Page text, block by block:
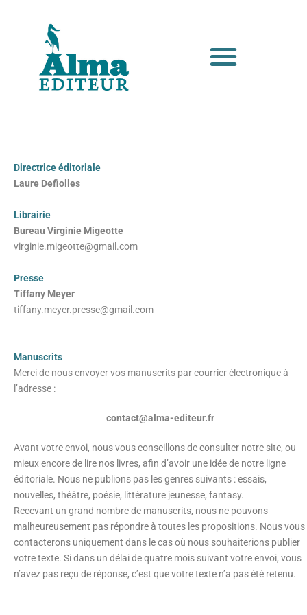
Directrice éditoriale
Laure Defiolles
Librairie
Bureau Virginie Migeotte
virginie.migeotte@gmail.com
Presse
Tiffany Meyer
tiffany.meyer.presse@gmail.com
Manuscrits
Merci de nous envoyer vos manuscrits par courrier électronique à
l’adresse :
contact@alma-editeur.fr
Avant votre envoi, nous vous conseillons de consulter notre site, ou
mieux encore de lire nos livres, afin d’avoir une idée de notre ligne
éditoriale. Nous ne publions pas les genres suivants : essais,
nouvelles, théâtre, poésie, littérature jeunesse, fantasy.
Recevant un grand nombre de manuscrits, nous ne pouvons
malheureusement pas répondre à toutes les propositions. Nous vous
contacterons uniquement dans le cas où nous souhaiterions publier
votre texte. Si dans un délai de quatre mois suivant votre envoi, vous
n’avez pas reçu de réponse, c’est que votre texte n’a pas été retenu.